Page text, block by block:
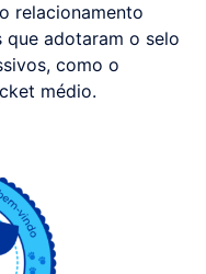
relacionamento
que adotaram o selo
como o
médio.